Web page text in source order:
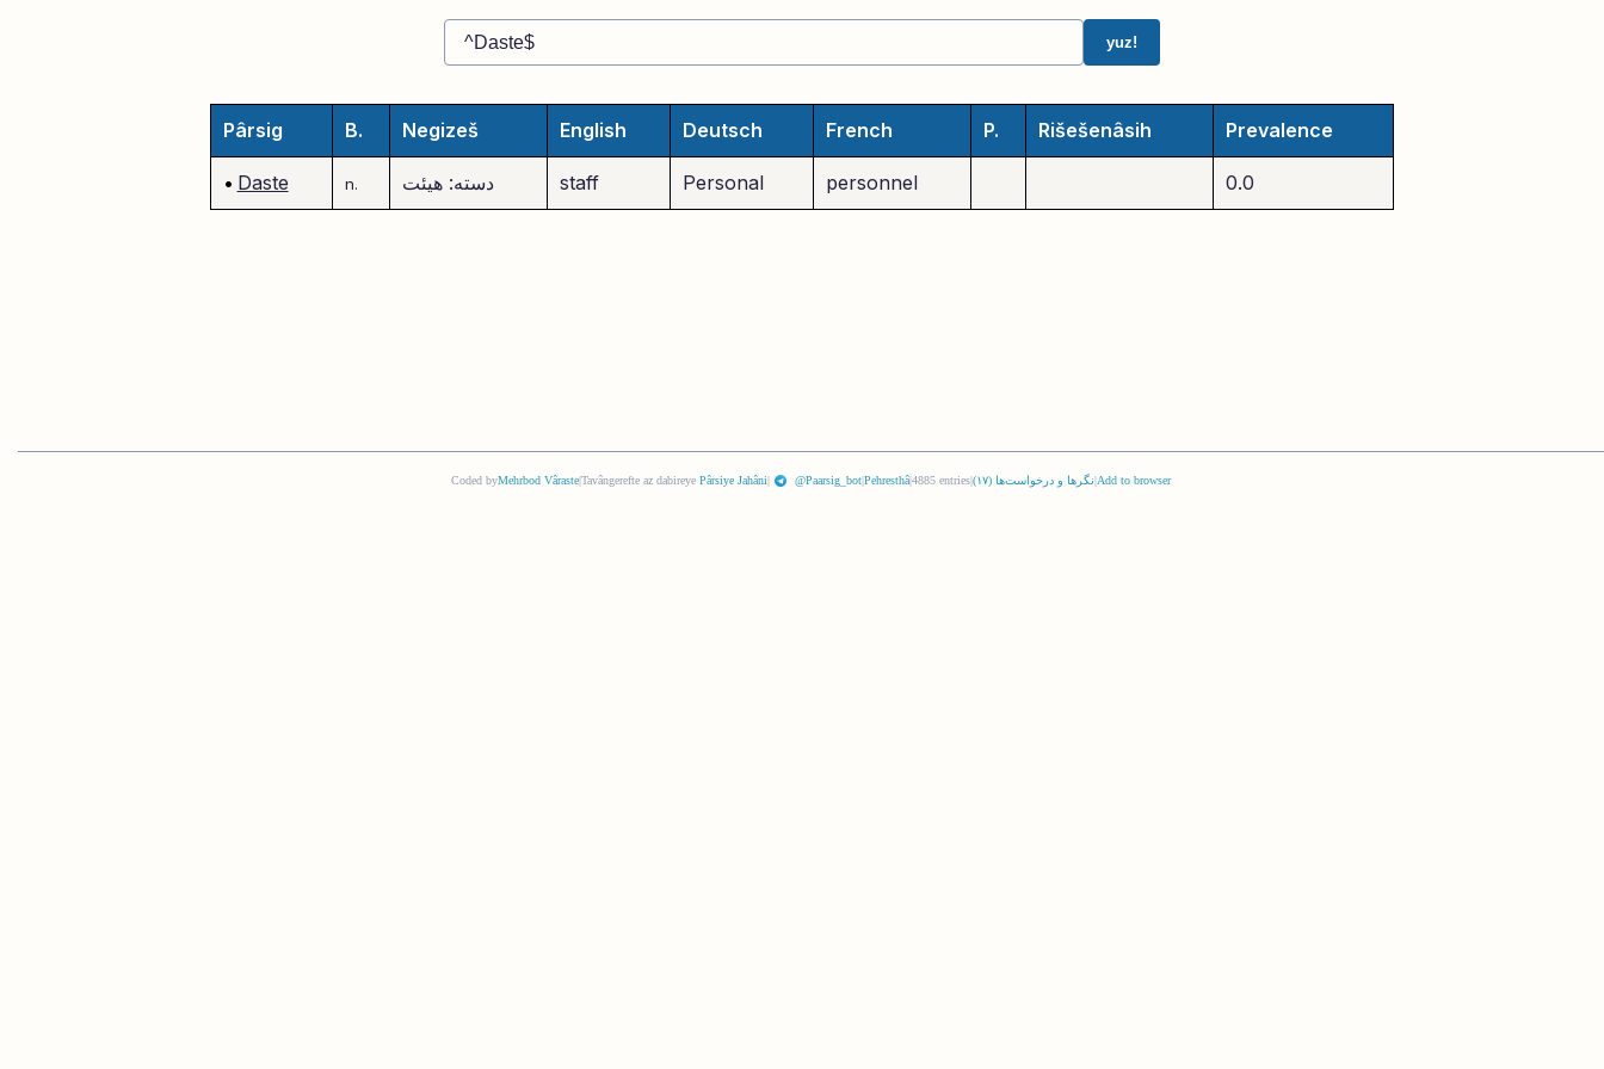
yuz!
Pârsig B. Negizeš English Deutsch French P. Rišešenâsih Prevalence
• Daste n. دسته: هیئت staff Personal personnel 0.0
Coded byMehrbod Vâraste|Tavângerefte az dabireye Pârsiye Jahâni| @Paarsig_bot|Pehresthâ|4885 entries| نگرها و درخواست‌ها (١٧) |Add to browser